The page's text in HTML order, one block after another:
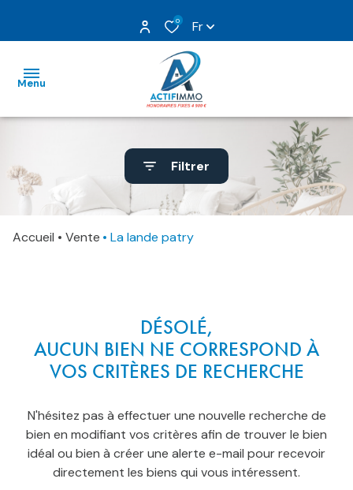
0 Fr
Menu
ventes
locations
biens
vendus
contact
Filtrer
Accueil Vente La lande patry
DÉSOLÉ,
AUCUN BIEN NE CORRESPOND À
VOS CRITÈRES DE RECHERCHE
N'hésitez pas à effectuer une nouvelle recherche de
bien en modifiant vos critères afin de trouver le bien
idéal ou bien à créer une alerte e-mail pour recevoir
directement les biens qui vous intéressent.